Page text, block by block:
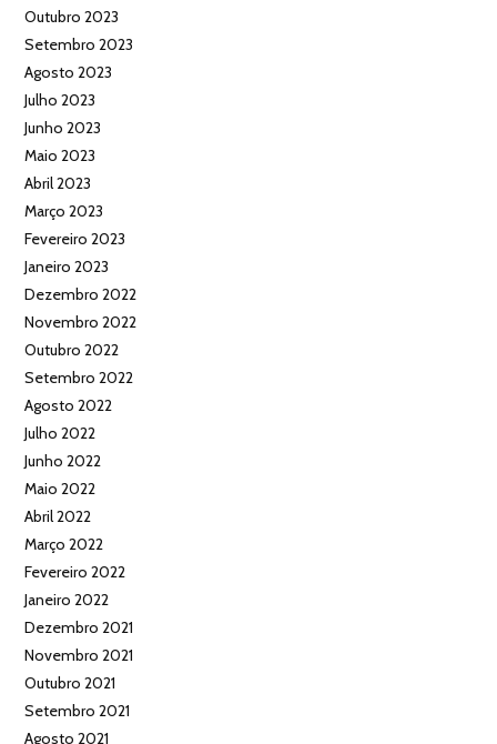
Outubro 2023
Setembro 2023
Agosto 2023
Julho 2023
Junho 2023
Maio 2023
Abril 2023
Março 2023
Fevereiro 2023
Janeiro 2023
Dezembro 2022
Novembro 2022
Outubro 2022
Setembro 2022
Agosto 2022
Julho 2022
Junho 2022
Maio 2022
Abril 2022
Março 2022
Fevereiro 2022
Janeiro 2022
Dezembro 2021
Novembro 2021
Outubro 2021
Setembro 2021
Agosto 2021